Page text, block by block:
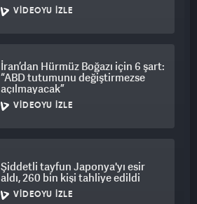
VIDEOYU İZLE
İran’dan Hürmüz Boğazı için 6 şart:
“ABD tutumunu değiştirmezse
açılmayacak”
VIDEOYU İZLE
Şiddetli tayfun Japonya'yı esir
aldı, 260 bin kişi tahliye edildi
VIDEOYU İZLE